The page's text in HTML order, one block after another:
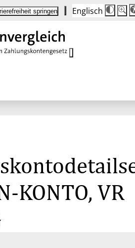
springen Englisch
Die
auf
100%
100%
KONTO, VR